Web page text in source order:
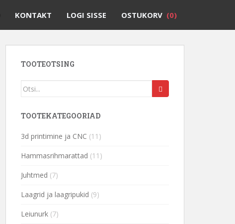
KONTAKT LOGI SISSE OSTUKORV (0)
TOOTEOTSING
TOOTEKATEGOORIAD
3d printimine ja CNC (11)
Hammasrihmarattad (11)
Juhtmed (7)
Laagrid ja laagripukid (9)
Leiunurk (7)